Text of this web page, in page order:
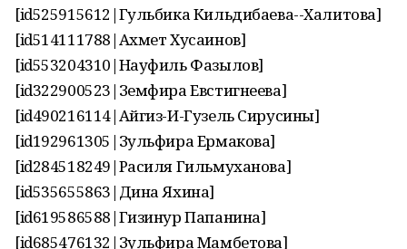
[id525915612|Гульбика Кильдибаева--Халитова]
[id514111788|Ахмет Хусаинов]
[id553204310|Науфиль Фазылов]
[id322900523|Земфира Евстигнеева]
[id490216114|Айгиз-И-Гузель Сирусины]
[id192961305|Зульфира Ермакова]
[id284518249|Расиля Гильмуханова]
[id535655863|Дина Яхина]
[id619586588|Гизинур Папанина]
[id685476132|Зульфира Мамбетова]